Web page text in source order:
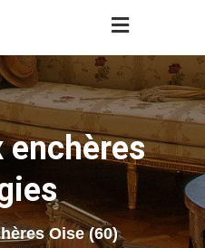
enchères
Oise (60)